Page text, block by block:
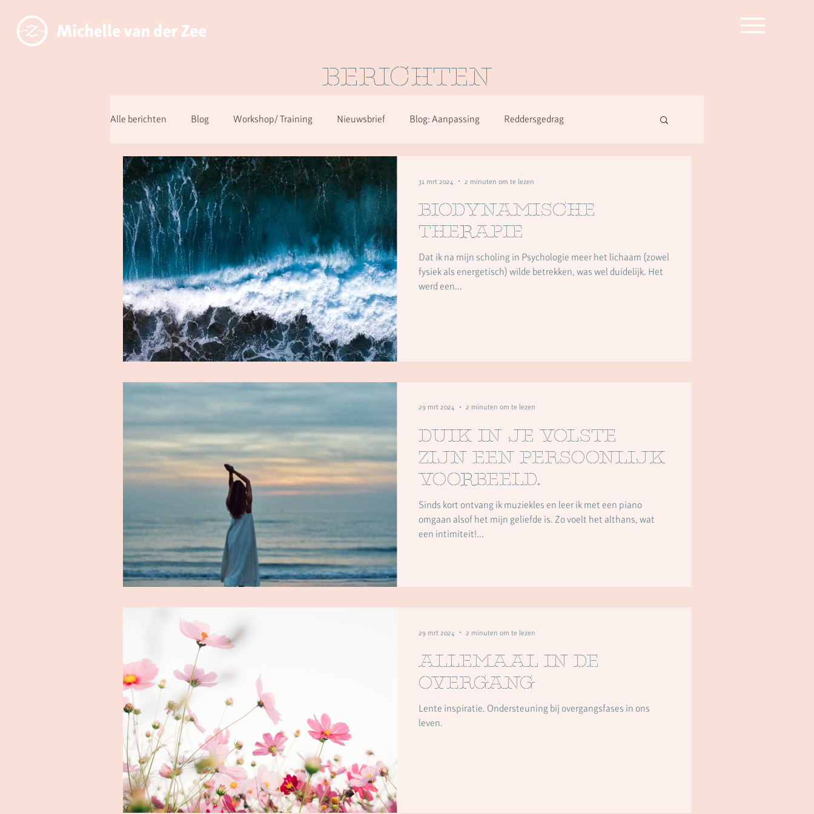
BERICHTEN
Alle berichten Blog Workshop/ Training Nieuwsbrief Blog: Aanpassing Reddersgedrag
Over aanwezig zijn ipv functioneren Over herkennen in alle diagnoses
Biodynamische
therapie
Dat ik na mijn scholing in Psychologie meer het lichaam (zowel
fysiek als energetisch) wilde betrekken, was wel duidelijk. Het
werd een...
31 mrt 2024 2 minuten om te lezen
Duik in je volste
zijn een persoonlijk
voorbeeld.
Sinds kort ontvang ik muziekles en leer ik met een piano
omgaan alsof het mijn geliefde is. Zo voelt het althans, wat
een intimiteit!...
29 mrt 2024 2 minuten om te lezen
Allemaal in De
overgang
Lente inspiratie. Ondersteuning bij overgangsfases in ons
leven.
29 mrt 2024 2 minuten om te lezen